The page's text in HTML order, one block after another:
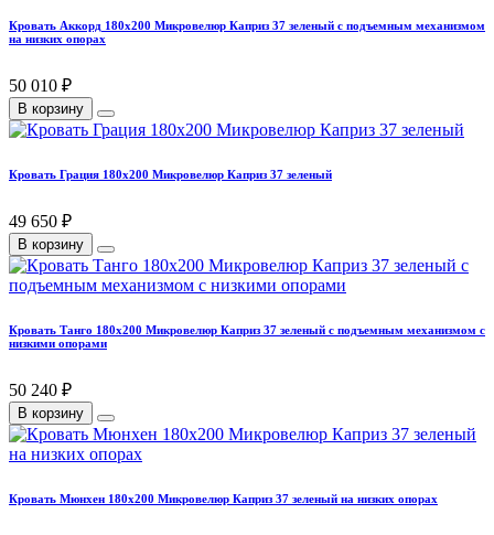
Кровать Аккорд 180х200 Микровелюр Каприз 37 зеленый с подъемным механизмом
на низких опорах
50 010 ₽
В корзину
Кровать Грация 180х200 Микровелюр Каприз 37 зеленый
49 650 ₽
В корзину
Кровать Танго 180х200 Микровелюр Каприз 37 зеленый с подъемным механизмом с
низкими опорами
50 240 ₽
В корзину
Кровать Мюнхен 180х200 Микровелюр Каприз 37 зеленый на низких опорах